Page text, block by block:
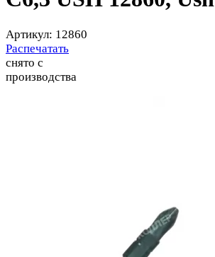
Артикул: 12860
Распечатать
снято с
производства